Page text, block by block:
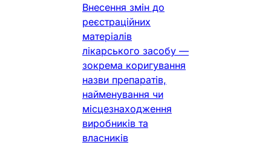
Внесення змін до
реєстраційних
матеріалів
лікарського засобу —
зокрема коригування
назви препаратів,
найменування чи
місцезнаходження
виробників та
власників